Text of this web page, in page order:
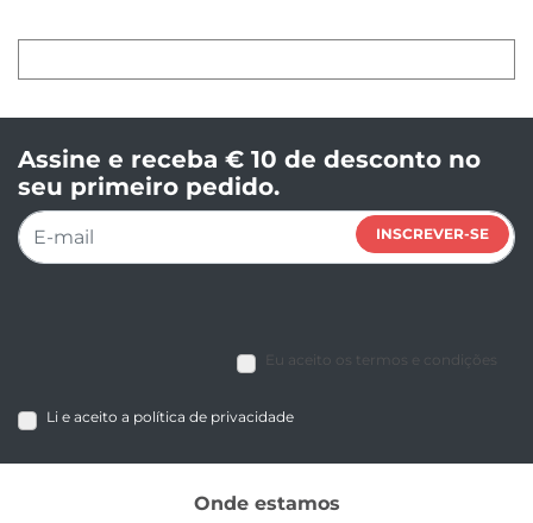
Assine e receba € 10 de desconto no
seu primeiro pedido.
INSCREVER-SE
Eu aceito os termos e condições
Li e aceito a política de privacidade
Onde estamos